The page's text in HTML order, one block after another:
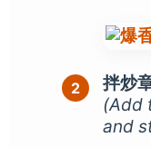
拌炒
(Add
and